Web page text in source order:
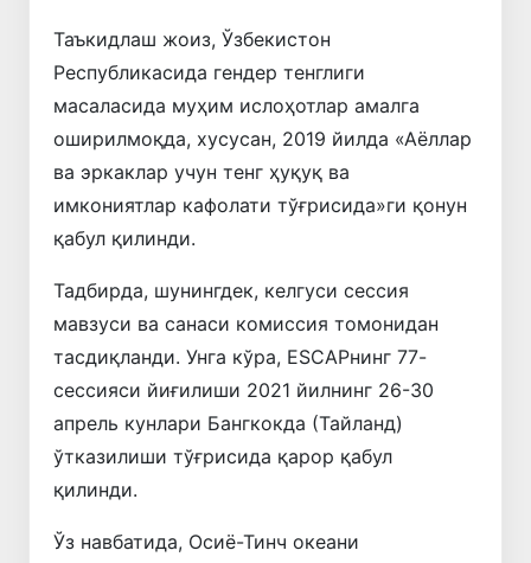
Таъкидлаш жоиз, Ўзбекистон
Республикасида гендер тенглиги
масаласида муҳим ислоҳотлар амалга
оширилмоқда, хусусан, 2019 йилда «Аёллар
ва эркаклар учун тенг ҳуқуқ ва
имкониятлар кафолати тўғрисида»ги қонун
қабул қилинди.
Тадбирда, шунингдек, келгуси сессия
мавзуси ва санаси комиссия томонидан
тасдиқланди. Унга кўра, ESCAPнинг 77-
сессияси йиғилиши 2021 йилнинг 26-30
апрель кунлари Бангкокда (Тайланд)
ўтказилиши тўғрисида қарор қабул
қилинди.
Ўз навбатида, Осиё-Тинч океани